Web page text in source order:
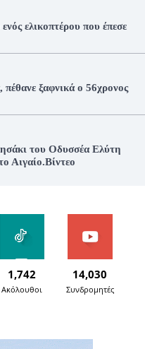
ελικοπτέρου που έπεσε
ξαφνικά ο 56χρονος
του Οδυσσέα Ελύτη
Αιγαίο.Βίντεο
1,742
Ακόλουθοι
14,030
Συνδρομητές